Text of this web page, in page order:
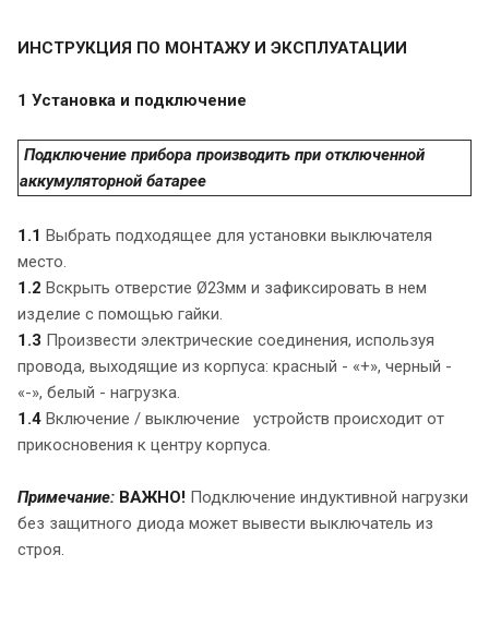
ИНСТРУКЦИЯ ПО МОНТАЖУ И ЭКСПЛУАТАЦИИ
1 Установка и подключение
Подключение прибора производить при отключенной
аккумуляторной батарее
1.1 Выбрать подходящее для установки выключателя
место.
1.2 Вскрыть отверстие Ø23мм и зафиксировать в нем
изделие с помощью гайки.
1.3 Произвести электрические соединения, используя
провода, выходящие из корпуса: красный - «+», черный -
«-», белый - нагрузка.
1.4 Включение / выключение устройств происходит от
прикосновения к центру корпуса.
Примечание: ВАЖНО! Подключение индуктивной нагрузки
без защитного диода может вывести выключатель из
строя.